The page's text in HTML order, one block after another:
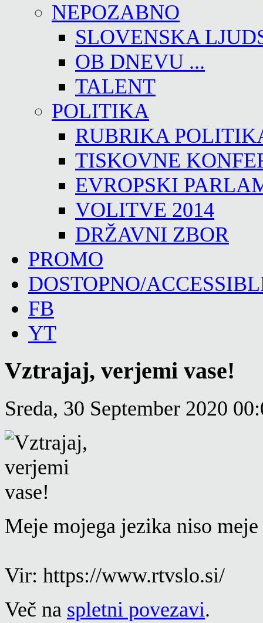
NEPOZABNO
SLOVENSKA
OB DNEVU ...
TALENT
POLITIKA
RUBRIKA
TISKOVNE
EVROPSKI
VOLITVE 2014
DRŽAVNI ZBOR
PROMO
DOSTOPNO/
FB
YT
Vztrajaj, verjemi vase!
Sreda, 30 September 2020
Meje mojega jezika niso meje
Vir: https://www.rtvslo.si/
Več na spletni povezavi.